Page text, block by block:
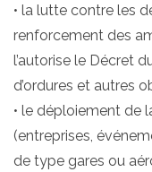
• la lutte contre les
renforcement des
l’autorise le Décret
d’ordures et autres
• le déploiement de
(entreprises,
de type gares ou